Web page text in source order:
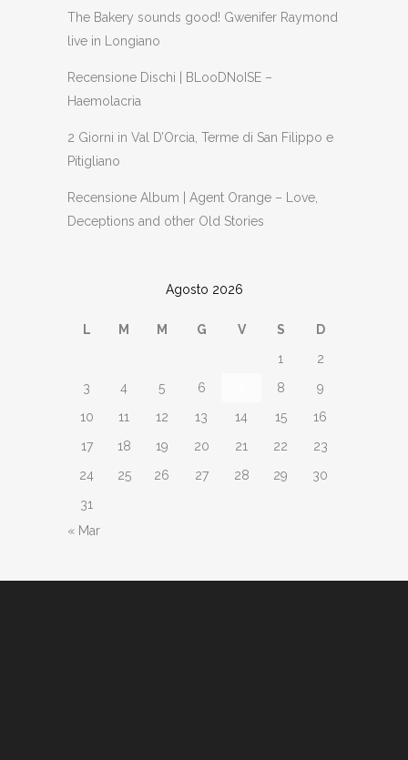
The Bakery sounds good! Gwenifer Raymond
live in Longiano
Recensione Dischi | BLooDNoISE –
Haemolacria
2 Giorni in Val D’Orcia, Terme di San Filippo e
Pitigliano
Recensione Album | Agent Orange – Love,
Deceptions and other Old Stories
Agosto 2026
L M M G V S
D
1
2
3
4 5 6 8
9
10
11 12 13 14 15
16
17
18 19 20 21 22
23
24
25 26 27 28 29
30
31
« Mar